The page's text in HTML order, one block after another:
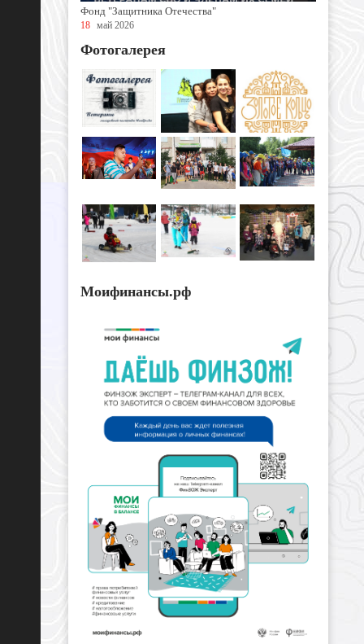
Фонд "Защитника Отечества"
18 май 2026
Фотогалерея
Моифинансы.рф